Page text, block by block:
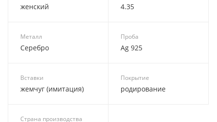
женский 4.35
Металл
Серебро
Проба
Ag 925
Вставки
жемчуг (имитация)
Покрытие
родирование
Страна производства